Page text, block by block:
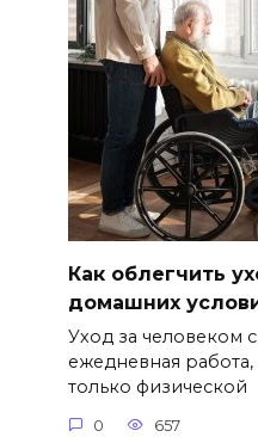
Как облегчить
домашних
Уход за человеком
ежедневная
только физической
0 657